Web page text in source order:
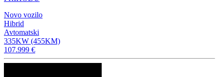
Novo vozilo
Hibrid
Avtomatski
335KW (455KM)
107.999 €